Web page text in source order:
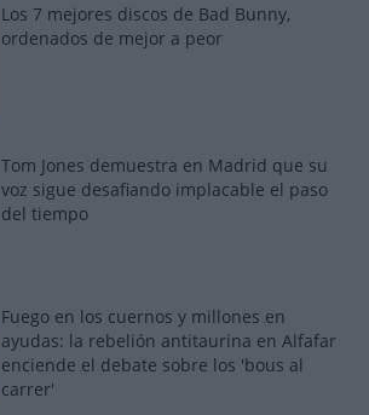
Los 7 mejores discos de Bad Bunny,
ordenados de mejor a peor
Tom Jones demuestra en Madrid que su
voz sigue desafiando implacable el paso
del tiempo
Fuego en los cuernos y millones en
ayudas: la rebelión antitaurina en Alfafar
enciende el debate sobre los 'bous al
carrer'